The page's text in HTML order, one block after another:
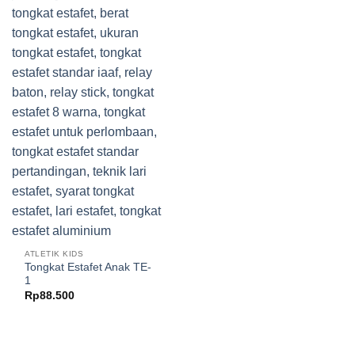
ATLETIK KIDS
Tongkat Estafet Anak TE-
1
Rp88.500